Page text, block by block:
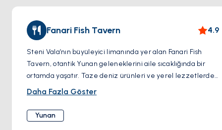
Fanari Fish Tavern 4.9
Steni Vala’nın büyüleyici limanında yer alan Fanari Fish
Tavern, otantik Yunan geleneklerini aile sıcaklığında bir
ortamda yaşatır. Taze deniz ürünleri ve yerel lezzetlerde
uzmanlaşan bu tavernada, gerçek bir Akdeniz yemek
manzarası, burada dinlenmek ve keyifli bir yemek yemek
için idealdir. Izgara balıkların tadını çıkarırken ya da bir
Daha Fazla Göster
Yunan